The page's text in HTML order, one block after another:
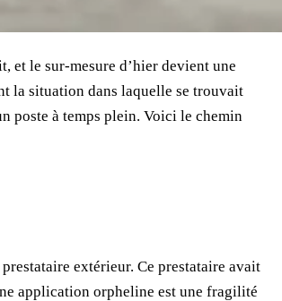
et le sur-mesure d’hier devient une
la situation dans laquelle se trouvait
poste à temps plein. Voici le chemin
extérieur. Ce prestataire avait
application orpheline est une fragilité